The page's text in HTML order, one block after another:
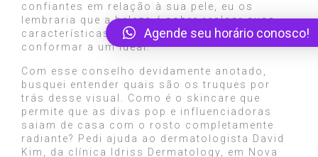
confiantes em relação à sua pele, eu os
lembraria que a beleza é sobre realçar suas
características únicas, e não sobre se
conformar a um ideal.”
Com esse conselho devidamente anotado,
busquei entender quais são os truques por
trás desse visual. Como é o skincare que
permite que as divas pop e influenciadoras
saiam de casa com o rosto completamente
radiante? Pedi ajuda ao dermatologista David
Kim, da clínica Idriss Dermatology, em Nova
Agende seu horário conosco!